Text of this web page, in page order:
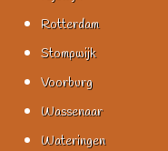
Rotterdam
Stompwijk
Voorburg
Wassenaar
Wateringen